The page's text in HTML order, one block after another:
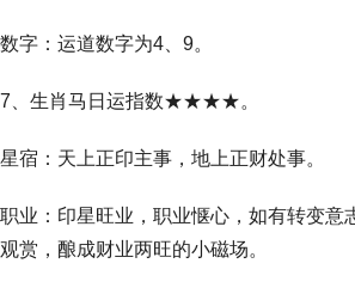
数字：运道数字为4、9。
7、生肖马日运指数★★★★。
星宿：天上正印主事，地上正财处事。
职业：印星旺业，职业惬心，如有转变意
观赏，酿成财业两旺的小磁场。